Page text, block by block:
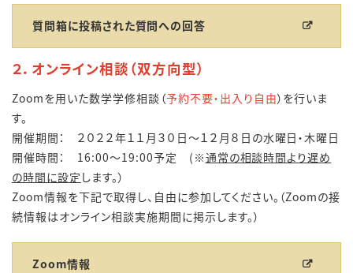
質問箱に投稿された質問への回答
２．オンライン相談（双方向型）
Zoomを用いた数学学修相談（予約不要・出入り自由）を行いま
す。
開催期間： ２０２２年１１月３０日～１２月８日の水曜日・木曜日
開催時間： 16:00～19:00予定 (※通常の相談時間より遅め
の時間に設定 します。）
Zoom情報を下記で取得し、自由に参加してください。（Zoomの接
続情報はオンライン相談実施期間に掲示します。）
Zoom情報